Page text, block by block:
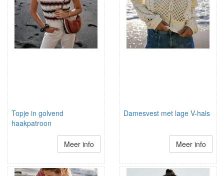
Topje in golvend
haakpatroon
Meer info
Damesvest met lage V-hals
Meer info